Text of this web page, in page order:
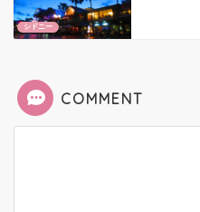
シドニー
COMMENT